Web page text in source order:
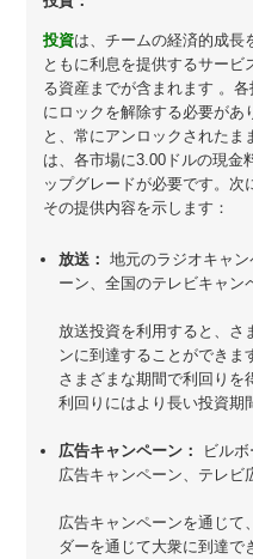
投資は、チームの経済的成長
ともに利息を提供するサービ
る資産までが含まれます 。
にロックを解除する必要があ
と、常にアンロックされたま
は、各市場に3.00ドルの現金
ップグレードが必要です。次
その提供内容を示します：
放送： 地元のラジオキャ
ーン、全国のテレビキャン
放送投資を利用すると、さ
ンに到達することができま
さまざまな期間で利回りを
利回りにはより長い投資期
広告キャンペーン：
ビル
広告キャンペーン、テレビ
広告キャンペーンを通じて
ダーを通じて大衆に到達で